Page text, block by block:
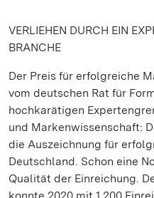
VERLIEHEN DURCH EIN
BRANCHE
Der Preis für erfolgreiche
vom deutschen Rat für
hochkarätigen
und Markenwissenschaft:
die Auszeichnung für
Deutschland. Schon eine
Qualität der Einreichung.